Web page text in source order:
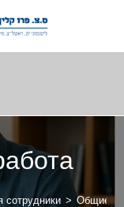
сотрудники > Общие